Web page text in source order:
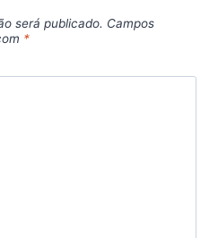
será publicado. Campos
*